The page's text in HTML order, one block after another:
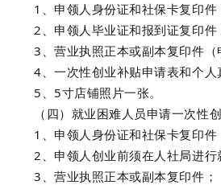
1、申领人身份证和社保卡复印件
2、申领人毕业证和报到证复印件
3、营业执照正本或副本复印件（
4、一次性创业补贴申请表和个
5、5寸店铺照片一张。
（四）就业困难人员申请一次性
1、申领人身份证和社保卡复印件
2、申领人创业前须在人社局进行
3、营业执照正本或副本复印件；